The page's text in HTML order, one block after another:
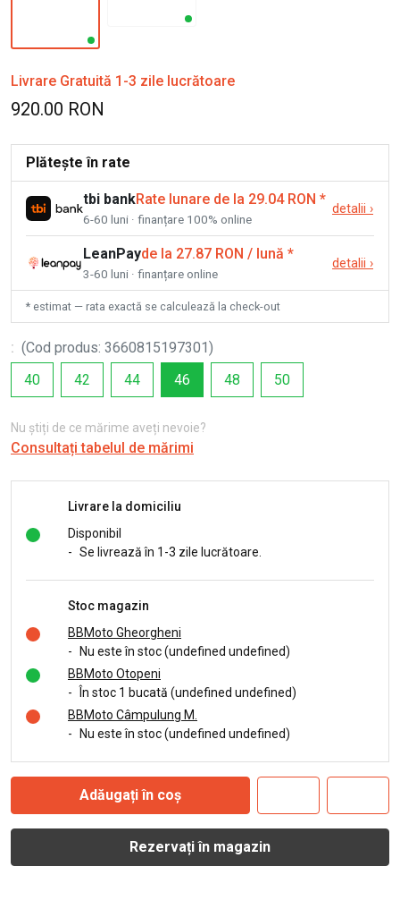
Livrare Gratuită 1-3 zile lucrătoare
920.00 RON
Plătește în rate
tbi bankRate lunare de la 29.04 RON *
6-60 luni · finanțare 100% online
detalii ›
LeanPayde la 27.87 RON / lună *
3-60 luni · finanțare online
detalii ›
* estimat — rata exactă se calculează la check-out
: (Cod produs: 3660815197301 )
40
42 44 46 48 50
Nu știți de ce mărime aveți nevoie?
Consultați tabelul de mărimi
Livrare la domiciliu
Disponibil
- Se livrează în 1-3 zile lucrătoare.
Stoc magazin
BBMoto Gheorgheni
-
Nu este în stoc (undefined undefined)
BBMoto Otopeni
-
În stoc 1 bucată (undefined undefined)
BBMoto Câmpulung M.
-
Nu este în stoc (undefined undefined)
Adăugați în coș
Rezervați în magazin